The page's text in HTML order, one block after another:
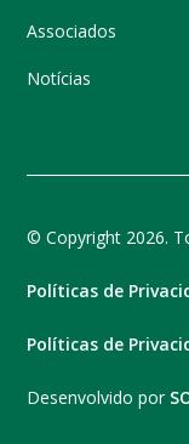
Associados
Notícias
© Copyright 2026.
Políticas de
Políticas de
Desenvolvido por